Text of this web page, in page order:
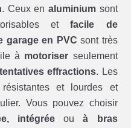
. Ceux enaluminium sont
etfacile de
garage en PVC sont très
à motoriser seulement
tentatives effractions. Les
et lourdes et
Vous pouvez choisir
intégrée ouà bras